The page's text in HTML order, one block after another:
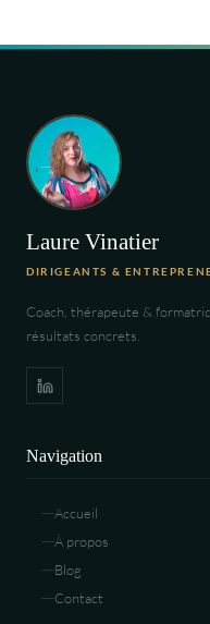
Laure Vinatier
DIRIGEANTS &
Coach, thérapeute &
résultats concrets.
Navigation
Accueil
À propos
Blog
Contact